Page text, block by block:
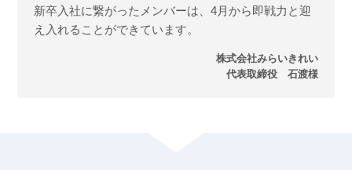
新卒入社に繋がったメンバーは、4月から即戦力と迎
え入れることができています。
株式会社みらいきれい
代表取締役 石渡様